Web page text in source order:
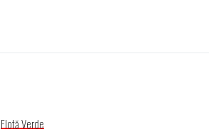
Flotă Verde